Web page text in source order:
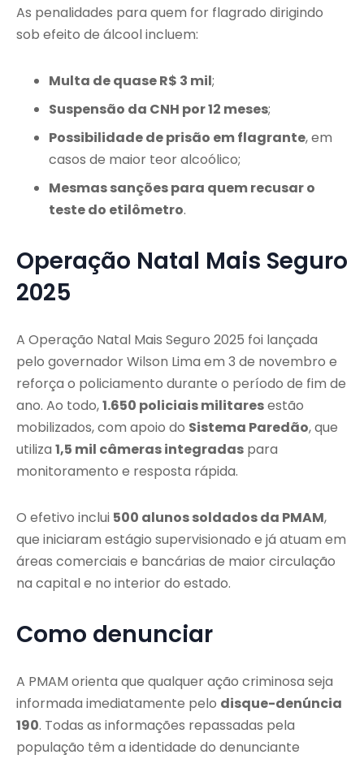
As penalidades para quem for flagrado dirigindo
sob efeito de álcool incluem:
Multa de quase R$ 3 mil;
Suspensão da CNH por 12 meses;
Possibilidade de prisão em flagrante, em
casos de maior teor alcoólico;
Mesmas sanções para quem recusar o
teste do etilômetro.
Operação Natal Mais Seguro
2025
A Operação Natal Mais Seguro 2025 foi lançada
pelo governador Wilson Lima em 3 de novembro e
reforça o policiamento durante o período de fim de
ano. Ao todo,1.650 policiais militaresestão
mobilizados, com apoio do Sistema Paredão, que
utiliza 1,5 mil câmeras integradas para
monitoramento e resposta rápida.
O efetivo inclui 500 alunos soldados da PMAM,
que iniciaram estágio supervisionado e já atuam em
áreas comerciais e bancárias de maior circulação
na capital e no interior do estado.
Como denunciar
A PMAM orienta que qualquer ação criminosa seja
informada imediatamente pelo disque-denúncia
190. Todas as informações repassadas pela
população têm a identidade do denunciante